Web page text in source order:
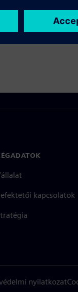
kapcsolatok
nyilatkozat